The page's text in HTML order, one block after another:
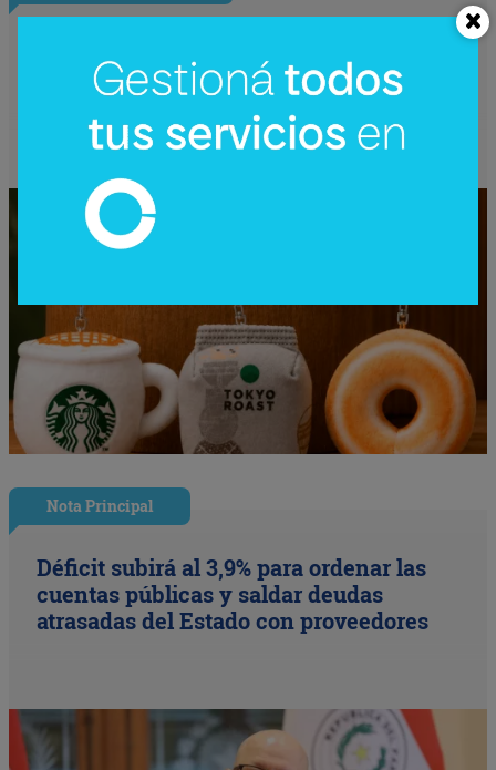
coleccionable que vale más que el café
(el producto se convierte en ecosistema)
Nota Principal
Déficit subirá al 3,9% para ordenar las
cuentas públicas y saldar deudas
atrasadas del Estado con proveedores